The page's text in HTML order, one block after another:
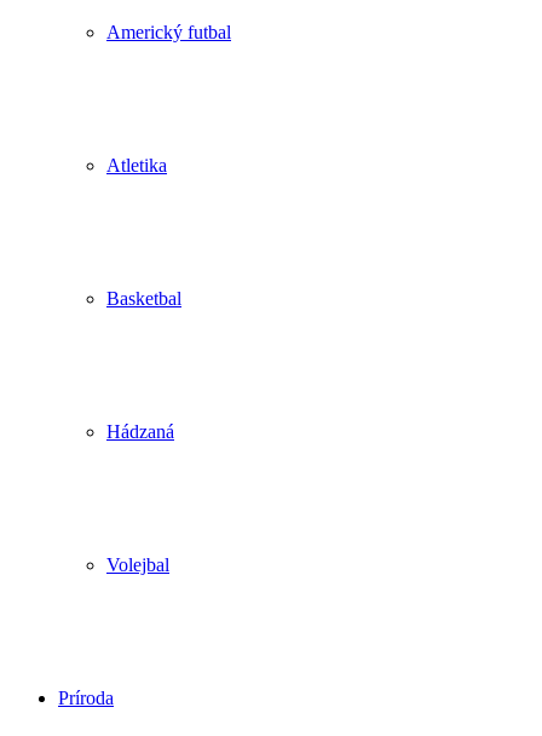
Americký futbal
Atletika
Basketbal
Hádzaná
Volejbal
Príroda